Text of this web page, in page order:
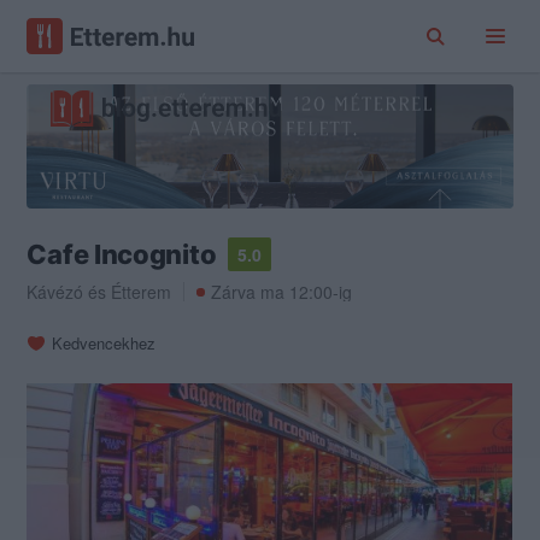
Cafe Incognito
5.0
Kávézó és Étterem Zárva ma 12:00-ig
Kedvencekhez